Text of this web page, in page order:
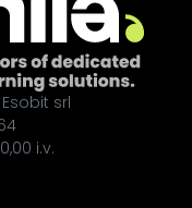
srl
i.v.